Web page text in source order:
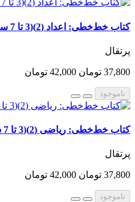
کتاب خط‌خطی: اعداد (2)(3 تا 7 سال)
پرتقال
37,800 تومان 42,000 تومان
ناموجود
کتاب خط‌خطی: ریاضی (2)(3 تا 7 سال)
پرتقال
37,800 تومان 42,000 تومان
ناموجود